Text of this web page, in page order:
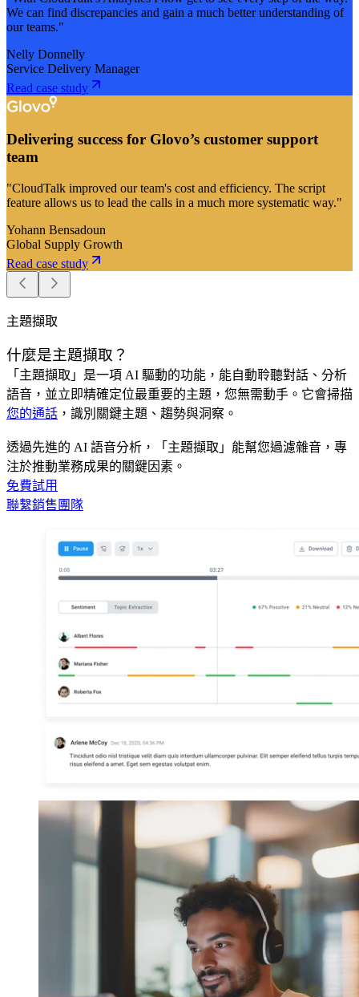
We can find discrepancies and gain a much better understanding of
our teams."
Nelly Donnelly
Service Delivery Manager
Read case study
Delivering success for Glovo’s customer support
team
"CloudTalk improved our team's cost and efficiency. The script
feature allows us to lead the calls in a much more systematic way."
Yohann Bensadoun
Global Supply Growth
Read case study
主題擷取
什麼是主題擷取？
「主題擷取」是一項 AI 驅動的功能，能自動聆聽對話、分析
語音，並立即精確定位最重要的主題，您無需動手。它會掃描
您的通話 ，識別關鍵主題、趨勢與洞察。
透過先進的 AI 語音分析，「主題擷取」能幫您過濾雜音，專
注於推動業務成果的關鍵因素。
免費試用
聯繫銷售團隊